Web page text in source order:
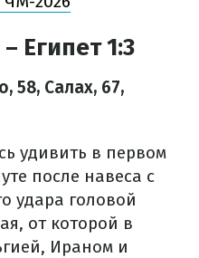
Египет 1:3
58, Салах, 67,
удивить в первом
после навеса с
удара головой
от которой в
Ираном и